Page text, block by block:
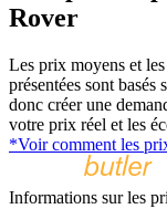
Rover
Les prix moyens et
présentées sont
donc créer une
votre prix réel et les
*Voir comment les
Informations sur les